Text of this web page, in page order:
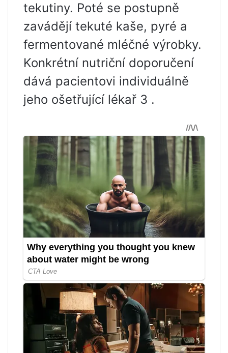
tekutiny. Poté se postupně
zavádějí tekuté kaše, pyré a
fermentované mléčné výrobky.
Konkrétní nutriční doporučení
dává pacientovi individuálně
jeho ošetřující lékař 3 .